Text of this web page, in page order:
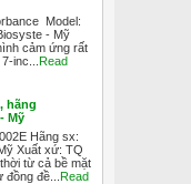
Model:
- Mỹ
cảm ứng rất
inc... Read
hãng
Mỹ
Hãng sx:
Xuất xứ: TQ
từ cả bề mặt
đề... Read